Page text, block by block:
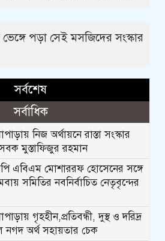
পড়া সেই মসজিদের সংস্কার
সর্বশেষ
সর্বাধিক
নিজ অর্থায়নে রাস্তা সংস্কার
মুস্তাফিজুর রহমান
এবিএম মোশাররফ হোসেনের সঙ্গে
সমিতির নবনির্বাচিত নেতৃবৃন্দের
গৃহহীন,প্রতিবন্ধী, দুস্থ ও দরিদ্র
নগদ অর্থ সহায়তার চেক